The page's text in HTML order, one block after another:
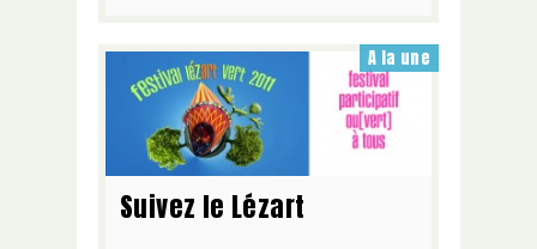
A la une
Suivez le Lézart